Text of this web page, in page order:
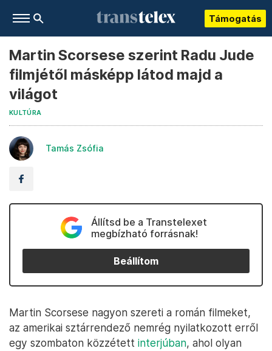
Támogatás
Martin Scorsese szerint Radu Jude
filmjétől másképp látod majd a
világot
KULTÚRA
Tamás Zsófia
Állítsd be a Transtelexet
megbízható forrásnak!
Beállítom
Martin Scorsese nagyon szereti a román filmeket,
az amerikai sztárrendező nemrég nyilatkozott erről
egy szombaton közzétett interjúban, ahol olyan